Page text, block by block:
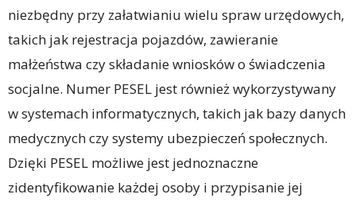
niezbędny przy załatwianiu wielu spraw urzędowych,
takich jak rejestracja pojazdów, zawieranie
małżeństwa czy składanie wniosków o świadczenia
socjalne. Numer PESEL jest również wykorzystywany
w systemach informatycznych, takich jak bazy danych
medycznych czy systemy ubezpieczeń społecznych.
Dzięki PESEL możliwe jest jednoznaczne
zidentyfikowanie każdej osoby i przypisanie jej